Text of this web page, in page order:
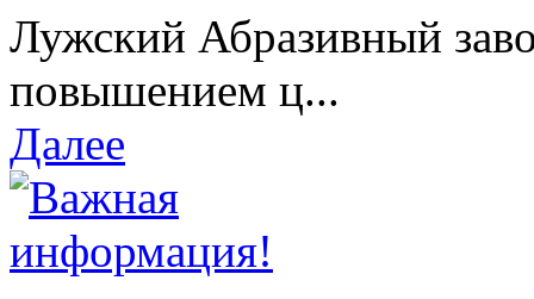
Лужский Абразивный
повышением ц...
Далее